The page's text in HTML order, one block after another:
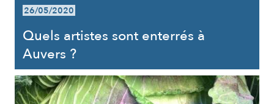
26/05/2020
Quels artistes sont enterrés à
Auvers ?